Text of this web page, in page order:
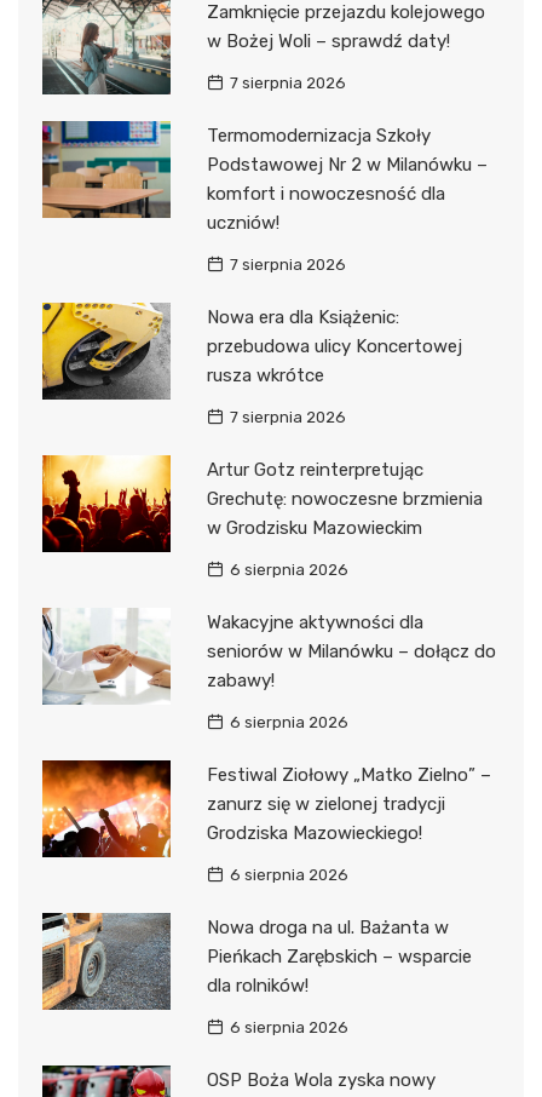
Zamknięcie przejazdu kolejowego
w Bożej Woli – sprawdź daty!
7 sierpnia 2026
Termomodernizacja Szkoły
Podstawowej Nr 2 w Milanówku –
komfort i nowoczesność dla
uczniów!
7 sierpnia 2026
Nowa era dla Książenic:
przebudowa ulicy Koncertowej
rusza wkrótce
7 sierpnia 2026
Artur Gotz reinterpretując
Grechutę: nowoczesne brzmienia
w Grodzisku Mazowieckim
6 sierpnia 2026
Wakacyjne aktywności dla
seniorów w Milanówku – dołącz do
zabawy!
6 sierpnia 2026
Festiwal Ziołowy „Matko Zielno” –
zanurz się w zielonej tradycji
Grodziska Mazowieckiego!
6 sierpnia 2026
Nowa droga na ul. Bażanta w
Pieńkach Zarębskich – wsparcie
dla rolników!
6 sierpnia 2026
OSP Boża Wola zyska nowy